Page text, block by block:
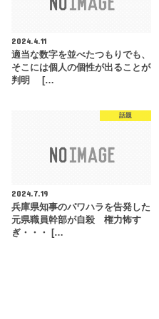
2024.4.11
適当な数字を並べたつもりでも、
そこには個人の個性が出ることが
判明 […
話題
2024.7.19
兵庫県知事のパワハラを告発した
元県職員幹部が自殺 権力怖す
ぎ・・・ […